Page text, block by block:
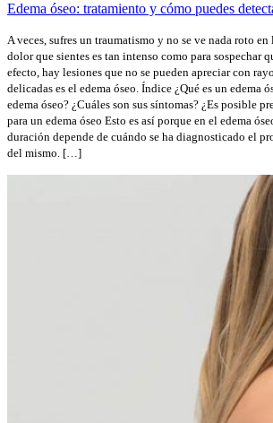
Edema óseo: tratamiento y cómo puedes
A veces, sufres un traumatismo y no se ve nada roto
dolor que sientes es tan intenso como para sospechar
efecto, hay lesiones que no se pueden apreciar con
delicadas es el edema óseo. Índice ¿Qué es un edema
edema óseo? ¿Cuáles son sus síntomas? ¿Es posible
para un edema óseo Esto es así porque en el edema
duración depende de cuándo se ha diagnosticado el
del mismo. […]